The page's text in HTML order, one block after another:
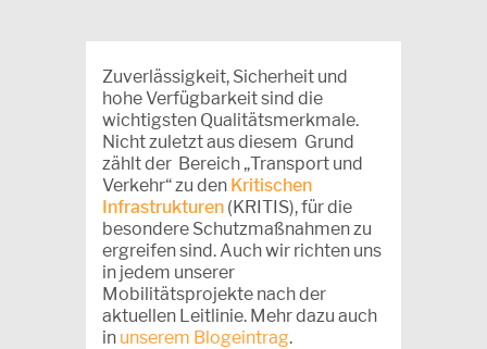
Zuverlässigkeit, Sicherheit und
hohe Verfügbarkeit sind die
wichtigsten Qualitätsmerkmale.
Nicht zuletzt aus diesem Grund
zählt der Bereich „Transport und
Verkehr“ zu den Kritischen
Infrastrukturen (KRITIS), für die
besondere Schutzmaßnahmen zu
ergreifen sind. Auch wir richten uns
in jedem unserer
Mobilitätsprojekte nach der
aktuellen Leitlinie. Mehr dazu auch
in unserem Blogeintrag.